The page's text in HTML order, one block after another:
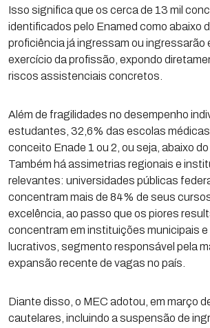
Isso significa que os cerca de 13 mil
identificados pelo Enamed como abaixo
proficiência já ingressam ou ingressarão
exercício da profissão, expondo
riscos assistenciais concretos.
Além de fragilidades no desempenho
estudantes, 32,6% das escolas
conceito Enade 1 ou 2, ou seja, abaixo
Também há assimetrias regionais e
relevantes: universidades públicas
concentram mais de 84% de seus
excelência, ao passo que os piores
concentram em instituições municipais e
lucrativos, segmento responsável pela
expansão recente de vagas no país.
Diante disso, o MEC adotou, em março
cautelares, incluindo a suspensão de